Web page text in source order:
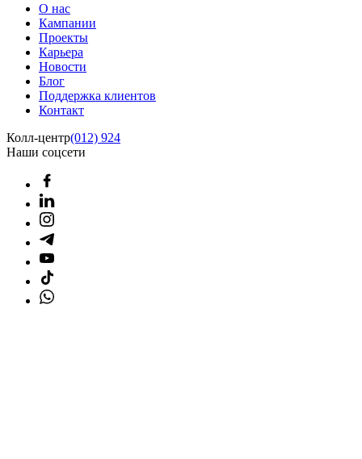
О нас
Кампании
Проекты
Карьера
Новости
Блог
Поддержка клиентов
Контакт
Колл-центр(012) 924
Наши соцсети